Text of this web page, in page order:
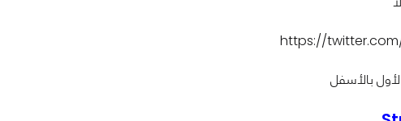
https://
بالأسفل